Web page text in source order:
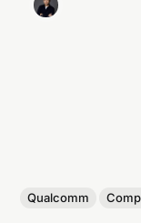
Qualcomm